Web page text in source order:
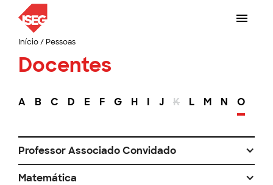
Início/ Pessoas
Docentes
A B C D E F G H I J K L M N O
Professor Associado Convidado
Matemática